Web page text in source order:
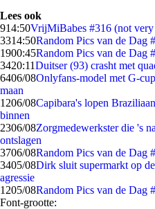
Lees ook
914:50VrijMiBabes #316 (not
3314:50Random Pics van de Dag
1900:45Random Pics van de Dag
3420:11Duitser (93) crasht met
6406/08Onlyfans-model met G-
maan
1206/08Capibara's lopen
binnen
2306/08Zorgmedewerkster die 's
ontslagen
3706/08Random Pics van de Dag
3405/08Dirk sluit supermarkt op
agressie
1205/08Random Pics van de Dag
Font-grootte: